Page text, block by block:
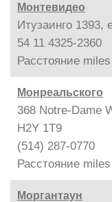
Монтевидео
Итузаинго 1393,
54 11 4325-2360
Расстояние miles
Монреальского
368 Notre-Dame
H2Y 1T9
(514) 287-0770
Расстояние miles
Моргантаун